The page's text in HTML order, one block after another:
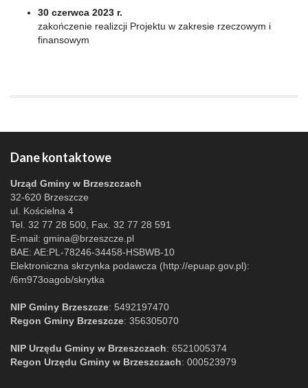
30 czerwca 2023 r.
zakończenie realizcji Projektu w zakresie rzeczowym i
finansowym
Dane kontaktowe
Urząd Gminy w Brzeszczach
32-620 Brzeszcze
ul. Kościelna 4
Tel. 32 77 28 500, Fax. 32 77 28 591
E-mail: gmina@brzeszcze.pl
BAE: AE:PL-78246-34458-HSBWB-10
Elektroniczna skrzynka podawcza (http://epuap.gov.pl):
/6m973oagob/skrytka
NIP Gminy Brzeszcze: 5492197470
Regon Gminy Brzeszcze: 356305070
NIP Urzędu Gminy w Brzeszczach: 6521005374
Regon Urzędu Gminy w Brzeszczach: 000523979